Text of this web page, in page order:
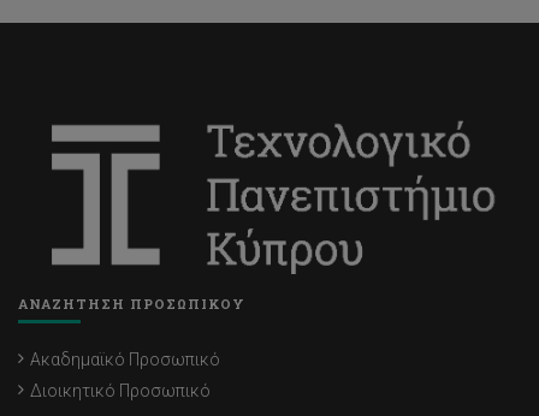
ΑΝΑΖΗΤΗΣΗ ΠΡΟΣΩΠΙΚΟΥ
Ακαδημαϊκό Προσωπικό
Διοικητικό Προσωπικό